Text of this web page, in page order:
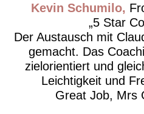
Kevin Schumilo
5 Star
Der Austausch mit
gemacht. Das
zielorientiert und
Leichtigkeit und
Great Job, Mrs